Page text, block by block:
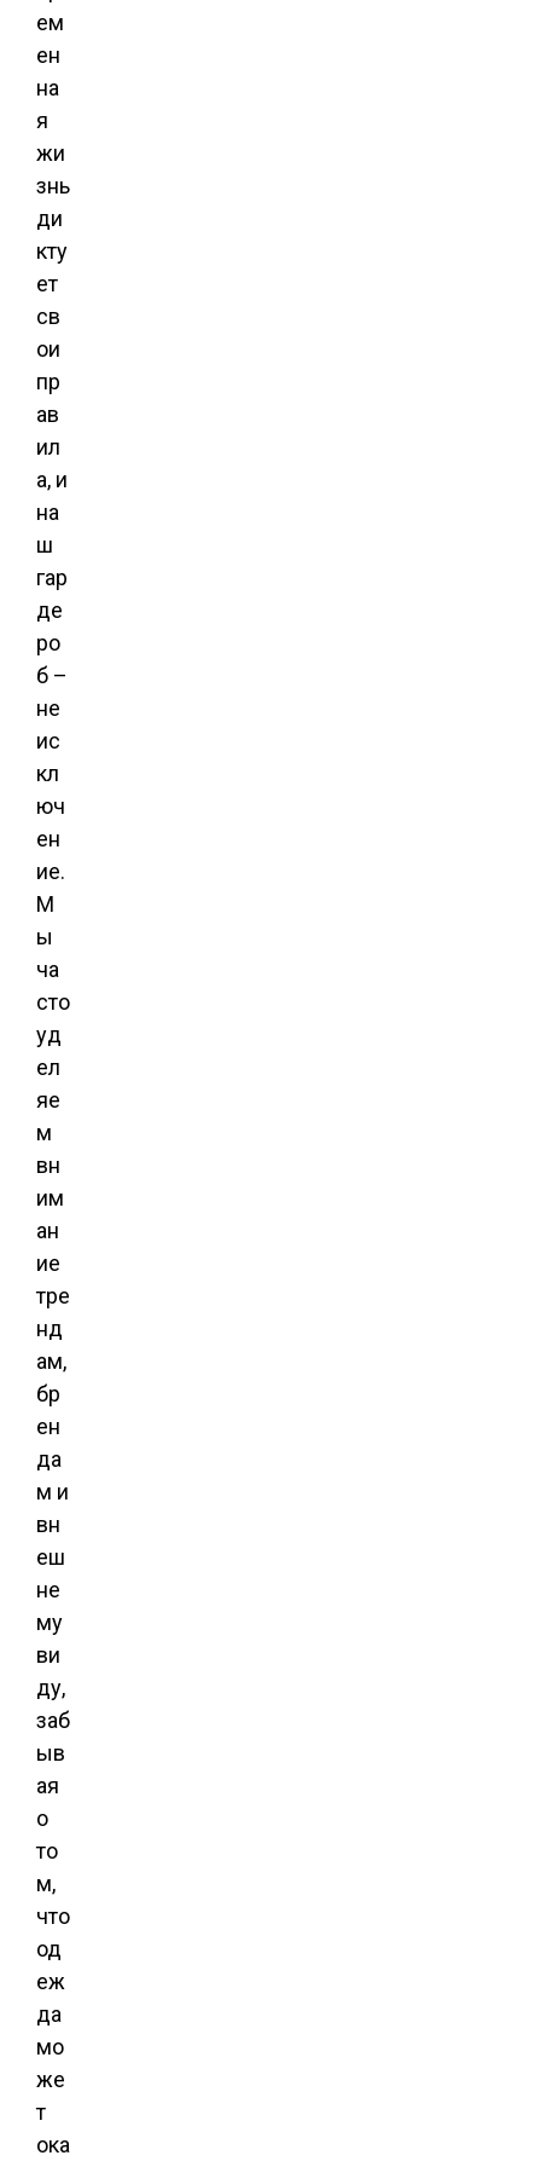
ем
ен
на
я
жи
знь
ди
кту
ет
св
ои
пр
ав
ил
а, и
на
ш
гар
де
ро
б –
не
ис
кл
юч
ен
ие.
М
ы
ча
сто
уд
ел
яе
м
вн
им
ан
ие
тре
нд
ам,
бр
ен
да
м и
вн
еш
не
му
ви
ду,
заб
ыв
ая
о
то
м,
что
од
еж
да
мо
же
т
ока